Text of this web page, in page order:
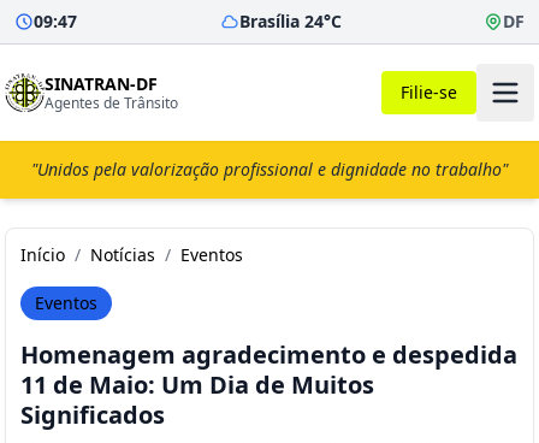
09:47 Brasília 24°C DF
SINATRAN-DF
Agentes de Trânsito Filie-se
"Unidos pela valorização profissional e dignidade no trabalho"
Início / Notícias / Eventos
Eventos
Homenagem agradecimento e despedida
11 de Maio: Um Dia de Muitos
Significados